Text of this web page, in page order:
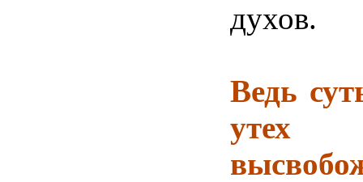
духов.
Ведь